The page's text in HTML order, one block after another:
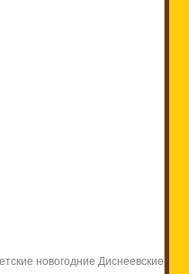
новогодние Диснеевские обои.